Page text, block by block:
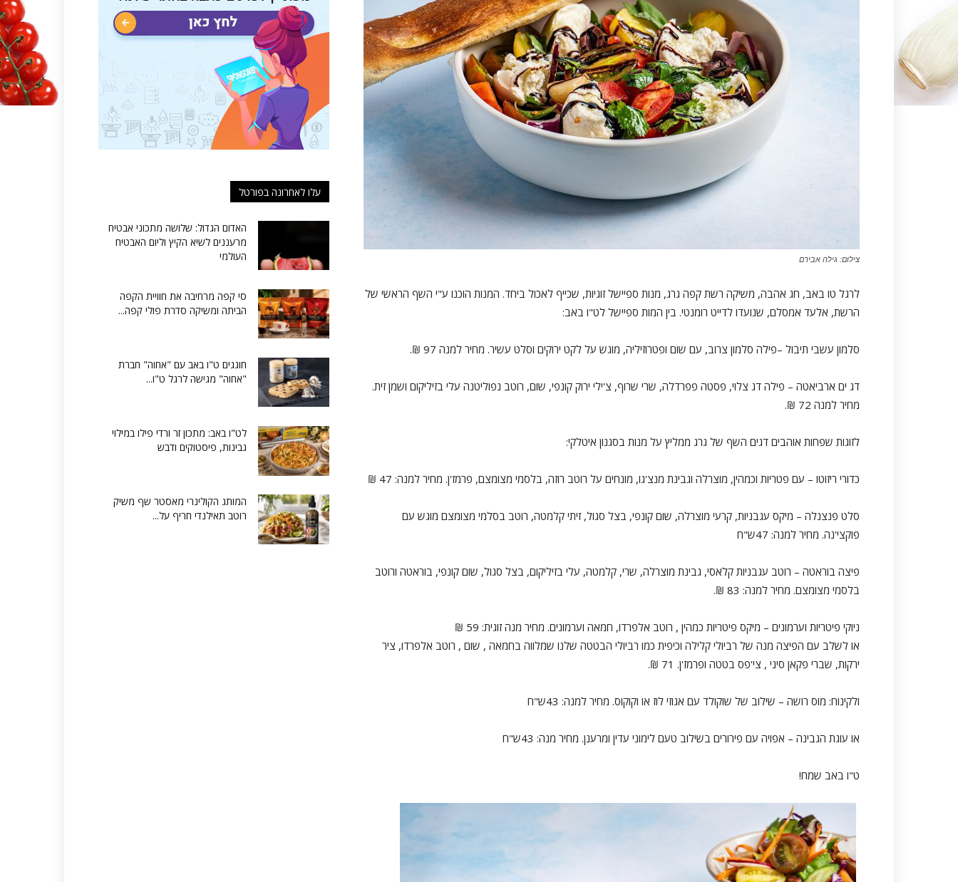
צילום: גילה אבירם
לרגל טו באב, חג אהבה, משיקה רשת קפה גרג, מנות ספיישל זוגיות, שכייף לאכול ביחד. המנות הוכנו ע"י השף הראשי של
הרשת, אלעד אמסלם, שנועדו לדייט רומנטי. בין המות ספיישל לט"ו באב:
סלמון עשבי תיבול –פילה סלמון צרוב, עם שום ופטרוזיליה, מוגש על לקט ירוקים וסלט עשיר. מחיר למנה 97 ₪.
דג ים ארביאטה – פילה דג צלוי, פסטה פפרדלה, שרי שרוף, צ'ילי ירוק קונפי, שום, רוטב נפוליטנה עלי בזיליקום ושמן זית.
מחיר למנה 72 ₪.
לזוגות שפחות אוהבים דגים השף של גרג ממליץ על מנות בסגנון איטלקי:
כדורי ריזוטו – עם פטריות וכמהין, מוצרלה וגבינת מנצ'גו, מונחים על רוטב רוזה, בלסמי מצומצם, פרמז'ן. מחיר למנה: 47 ₪
סלט פנצנלה – מיקס עגבניות, קרעי מוצרלה, שום קונפי, בצל סגול, זיתי קלמטה, רוטב בסלמי מצומצם מוגש עם
פוקצי'נה. מחיר למנה: 47ש"ח
פיצה בוראטה – רוטב עגבניות קלאסי, גבינת מוצרלה, שרי, קלמטה, עלי בזיליקום, בצל סגול, שום קונפי, בוראטה ורוטב
בלסמי מצומצם. מחיר למנה: 83 ₪.
ניוקי פיטריות וערמונים – מיקס פיטריות כמהין , רוטב אלפרדו, חמאה וערמונים. מחיר מנה זוגית: 59 ₪
או לשלב עם הפיצה מנה של רביולי קלילה וכיפית כמו רביולי הבטטה שלנו שמלווה בחמאה , שום , רוטב אלפרדו, ציר
ירקות, שברי פקאן סיני , צי'פס בטטה ופרמז'ן. 71 ₪.
ולקינוח: מוס רושה – שילוב של שוקולד עם אגוזי לוז או וקוקוס. מחיר למנה: 43ש"ח
או עוגת הגבינה – אפויה עם פירורים בשילוב טעם לימוני עדין ומרענן. מחיר מנה: 43ש"ח
ט"ו באב שמח!
עלו לאחרונה בפורטל
האדום הגדול: שלושה מתכוני אבטיח
מרעננים לשיא הקיץ וליום האבטיח
העולמי
סי קפה מרחיבה את חוויית הקפה
הביתה ומשיקה סדרת פולי קפה...
חוגגים ט"ו באב עם "אחוה" חברת
"אחוה" מגישה לרגל ט"ו...
לט"ו באב: מתכון זר ורדי פילו במילוי
גבינות, פיסטוקים ודבש
המותג הקולינרי מאסטר שף משיק
רוטב תאילנדי חריף על...